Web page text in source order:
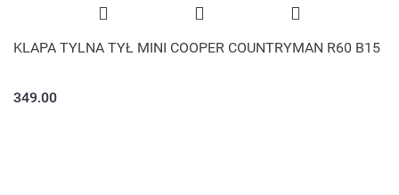
KLAPA TYLNA TYŁ MINI COOPER COUNTRYMAN R60 B15
349.00